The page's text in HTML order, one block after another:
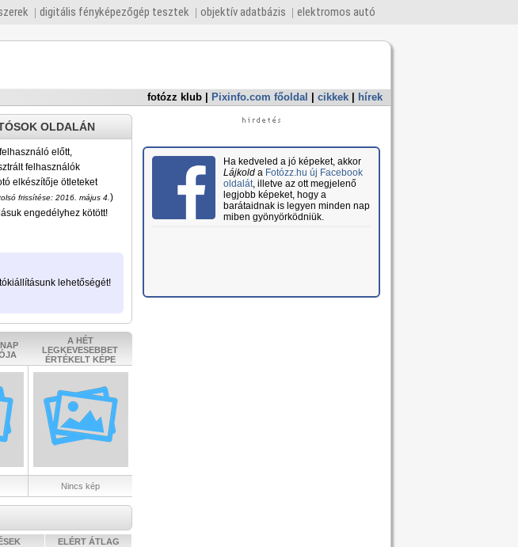
digitális fényképezőgép tesztek objektív adatbázis elektromos autó
fotózz klub Pixinfo.com főoldal cikkek hírek
OLDALÁN
előtt,
felhasználók
elkészítője ötleteket
frissítése: 2016. május 4. )
engedélyhez kötött!
lehetőségét!
A HÉT
LEGKEVESEBBET
ÉRTÉKELT KÉPE
Nincs kép
ELÉRT ÁTLAG
Ha kedveled a jó képeket, akkor
Lájkolda Fotózz.hu új Facebook
oldalát, illetve az ott megjelenő
legjobb képeket, hogy a
barátaidnak is legyen minden nap
miben gyönyörködniük.